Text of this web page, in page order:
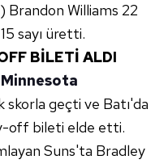
Williams 22
sayı üretti.
BİLETİ ALDI
Minnesota
skorla geçti ve Batı'da
off bileti elde etti.
Suns'ta Bradley